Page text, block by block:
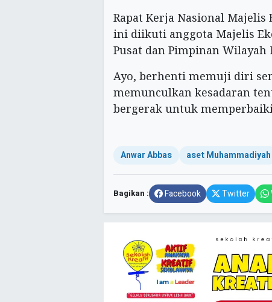
Rapat Kerja Nasional
ini diikuti anggota Majelis
Pusat dan Pimpinan
Ayo, berhenti memuji diri
memunculkan kesadaran
bergerak untuk
Anwar Abbas aset Muhammadiyah
Bagikan : Facebook Twitter